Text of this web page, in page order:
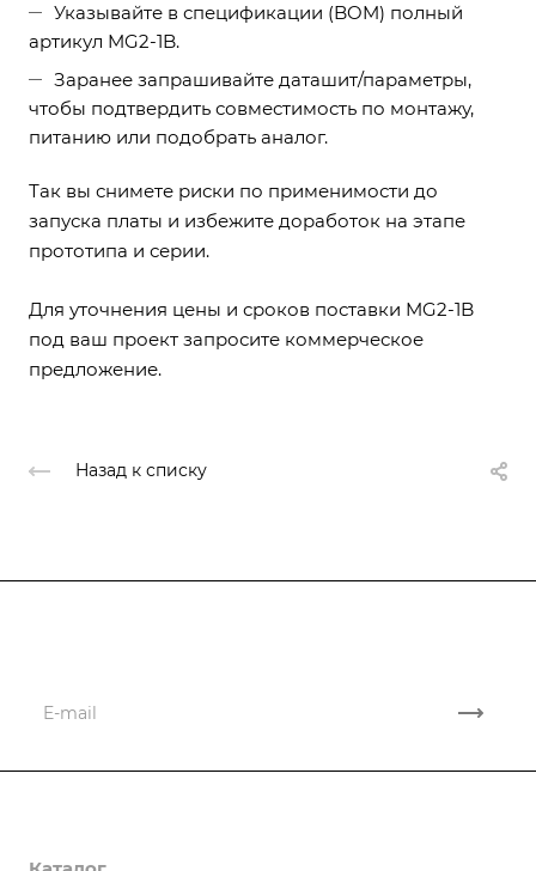
Указывайте в спецификации (BOM) полный
артикул MG2-1B.
Заранее запрашивайте даташит/параметры,
чтобы подтвердить совместимость по монтажу,
питанию или подобрать аналог.
Так вы снимете риски по применимости до
запуска платы и избежите доработок на этапе
прототипа и серии.
Для уточнения цены и сроков поставки MG2-1B
под ваш проект запросите коммерческое
предложение.
Назад к списку